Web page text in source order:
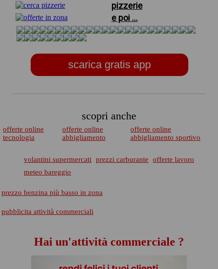
pizzerie
e poi ...
scarica gratis app
scopri anche
offerte online
tecnologia
offerte online
abbigliamento
offerte online
abbigliamento sportivo
volantini supermercati prezzi carburante
offerte lavoro
meteo bareggio
prezzo benzina più basso in zona
pubblicita attività commerciali
Hai un'attività commerciale ?